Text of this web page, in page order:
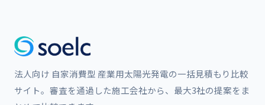
法人向け 自家消費型 産業用太陽光発電の一括見積もり比較
サイト。審査を通過した施工会社から、最大3社の提案をま